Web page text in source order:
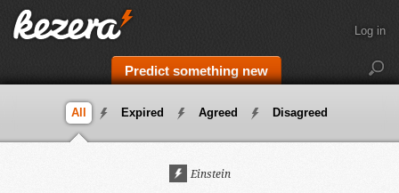
Predict something new
Log in
All Expired Agreed Disagreed
Einstein